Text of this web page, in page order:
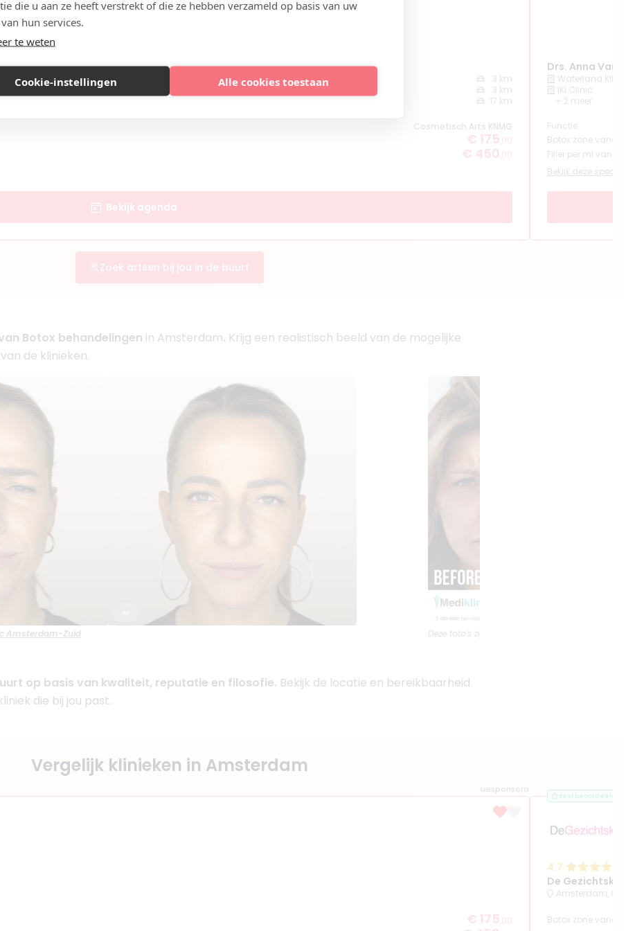
die u aan ze heeft verstrekt of die ze hebben verzameld op basis van uw
hun services.
te weten
Cookie-instellingen Alle cookies toestaan
een afspraak
1
3 km
3 km
17 km
Cosmetisch Arts KNMG
€ 175 ,00
€ 450 ,00
Bekijk agenda
Drs. Anna Van
Waterland Kliniek
IKI Clinic
+ 2 meer
Functie
Botox zone vanaf
Filler per ml vanaf
Bekijk deze specialist
Zoek artsen bij jou in de buurt
Botox behandelingen in Amsterdam. Krijg een realistisch beeld van de mogelijke
de klinieken.
Amsterdam-Zuid Deze foto's zijn van
op basis van kwaliteit, reputatie en filosofie. Bekijk de locatie en bereikbaarheid
die bij jou past.
Vergelijk klinieken in Amsterdam
Gesponsord
€ 175 ,00
Best beoordeeld
4.7
De
Amsterdam,
Botox zone vanaf